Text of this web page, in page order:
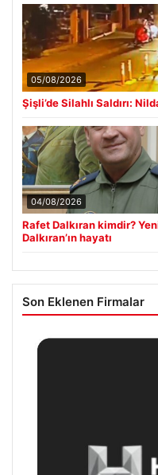
05/08/2026
Şişli’de Silahlı Saldırı:
04/08/2026
Rafet Dalkıran kimdir?
Dalkıran’ın hayatı
Son Eklenen Firmalar